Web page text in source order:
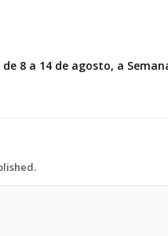
8 a 14 de agosto, a